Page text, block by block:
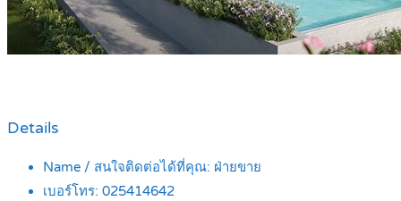
Details
Name / สนใจติดต่อได้ที่คุณ: ฝ่ายขาย
เบอร์โทร: 025414642